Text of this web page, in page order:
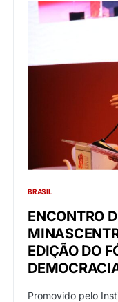
BRASIL
ENCONTRO
EDIÇÃO DO
Promovido pelo